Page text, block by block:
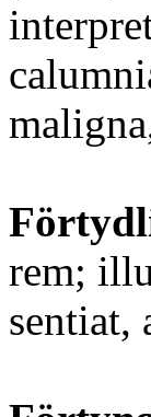
rem;
sentiat,